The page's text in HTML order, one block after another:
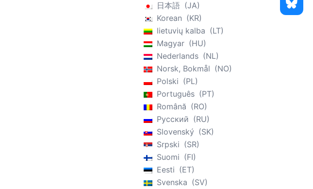
日本語
JA
Korean
KR
lietuvių kalba
LT
Magyar
HU
Nederlands
NL
Norsk, Bokmål
NO
Polski
PL
Português
PT
Română
RO
Русский
RU
Slovenský
SK
Srpski
SR
Suomi
FI
Eesti
ET
Svenska
SV